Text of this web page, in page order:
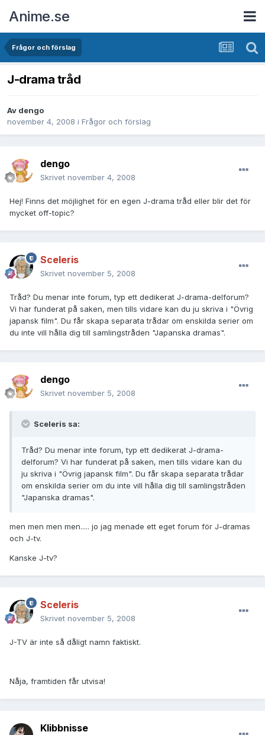
Anime.se
Frågor och förslag
J-drama tråd
Av dengo
november 4, 2008 i Frågor och förslag
dengo
Skrivet november 4, 2008
Hej! Finns det möjlighet för en egen J-drama tråd eller blir det för
mycket off-topic?
Sceleris
Skrivet november 5, 2008
Tråd? Du menar inte forum, typ ett dedikerat J-drama-delforum?
Vi har funderat på saken, men tills vidare kan du ju skriva i "Övrig
japansk film". Du får skapa separata trådar om enskilda serier om
du inte vill hålla dig till samlingstråden "Japanska dramas".
dengo
Skrivet november 5, 2008
Sceleris sa:
Tråd? Du menar inte forum, typ ett dedikerat J-drama-
delforum? Vi har funderat på saken, men tills vidare kan du
ju skriva i "Övrig japansk film". Du får skapa separata trådar
om enskilda serier om du inte vill hålla dig till samlingstråden
"Japanska dramas".
men men men men..... jo jag menade ett eget forum för J-dramas
och J-tv.
Kanske J-tv?
Sceleris
Skrivet november 5, 2008
J-TV är inte så dåligt namn faktiskt.
Nåja, framtiden får utvisa!
Klibbnisse